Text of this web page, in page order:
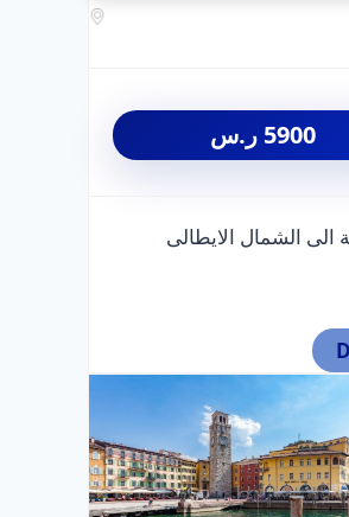
5900 ر.س
الى الشمال الايطالى